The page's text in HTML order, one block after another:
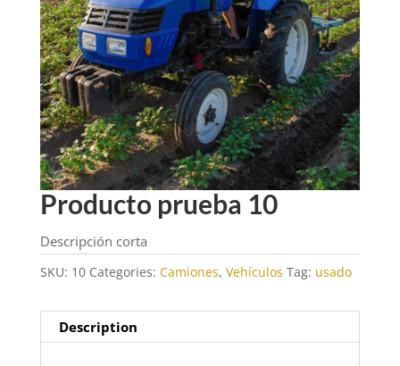
Producto prueba 10
Descripción corta
SKU: 10 Categories: Camiones, Vehículos Tag: usado
Description